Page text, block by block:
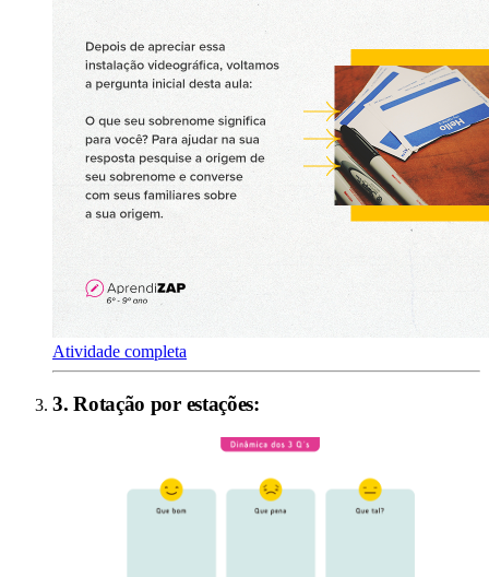
Atividade completa
3.Rotação por estações: